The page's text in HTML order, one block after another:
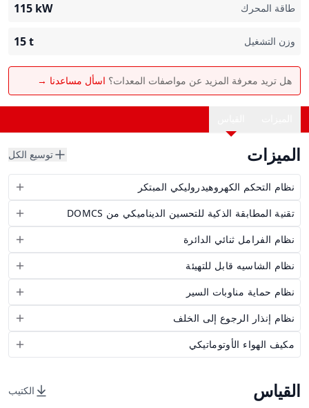
طاقة المحرك 115 kW
وزن التشغيل 15t
هل تريد معرفة المزيد عن مواصفات المعدات؟ اسأل مساعدنا →
الميزات توسيع الكل
نظام التحكم الكهروهيدروليكي المبتكر
تقنية المطابقة الذكية للتحسين الديناميكي من DOMCS
نظام الفرامل ثنائي الدائرة
نظام الشاسيه قابل للتهيئة
نظام حماية مناوبات السير
نظام إنذار الرجوع إلى الخلف
مكيف الهواء الأوتوماتيكي
القياس الكتيب